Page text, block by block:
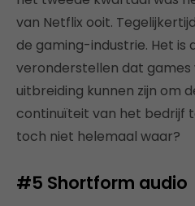
van Netflix ooit.
de gaming-industrie. Het is
veronderstellen dat games
uitbreiding kunnen zijn om
continuïteit van het bedrijf
toch niet helemaal waar?
#5 Shortform audio